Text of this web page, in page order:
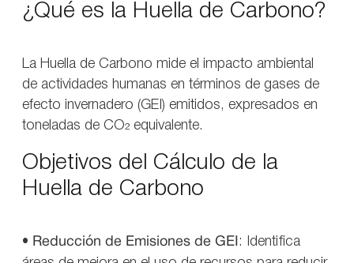
¿Qué es la Huella de Carbono?
La Huella de Carbono mide el impacto ambiental
de actividades humanas en términos de gases de
efecto invernadero (GEI) emitidos, expresados en
toneladas de CO₂ equivalente.
Objetivos del Cálculo de la
Huella de Carbono
• Reducción de Emisiones de GEI : Identifica